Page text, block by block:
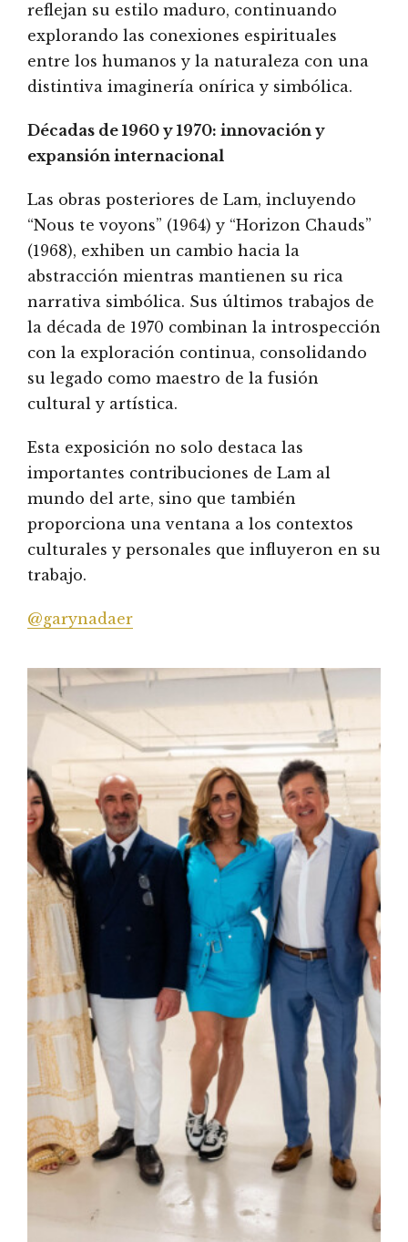
reflejan su estilo maduro, continuando
explorando las conexiones espirituales
entre los humanos y la naturaleza con una
distintiva imaginería onírica y simbólica.
Décadas de 1960 y 1970: innovación y
expansión internacional
Las obras posteriores de Lam, incluyendo
“Nous te voyons” (1964) y “Horizon Chauds”
(1968), exhiben un cambio hacia la
abstracción mientras mantienen su rica
narrativa simbólica. Sus últimos trabajos de
la década de 1970 combinan la introspección
con la exploración continua, consolidando
su legado como maestro de la fusión
cultural y artística.
Esta exposición no solo destaca las
importantes contribuciones de Lam al
mundo del arte, sino que también
proporciona una ventana a los contextos
culturales y personales que influyeron en su
trabajo.
@garynadaer